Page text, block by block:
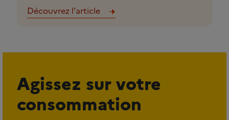
Découvrez l'article
Agissez sur votre
consommation